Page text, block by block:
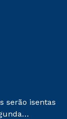
serão isentas